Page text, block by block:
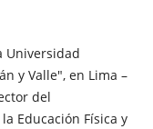
Universidad
y Valle", en Lima –
del
Educación Física y